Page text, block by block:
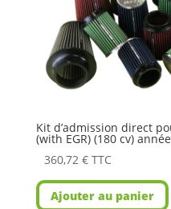
Kit d’admission direct
(with EGR) (180 cv)
360,72 € TTC
Ajouter au panier